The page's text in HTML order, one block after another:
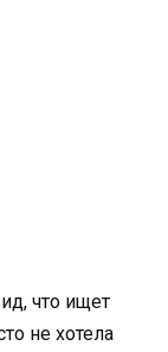
что ищет
не хотела